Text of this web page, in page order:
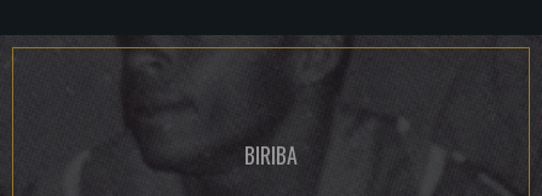
BIRIBA